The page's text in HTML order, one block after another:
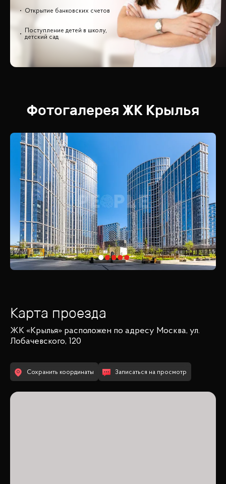
Открытие банковских счетов
Поступление детей в школу,
детский сад
Фотогалерея ЖК Крылья
Карта проезда
ЖК «Крылья» расположен по адресу Москва, ул.
Лобачевского, 120
Сохранить координаты Записаться на просмотр